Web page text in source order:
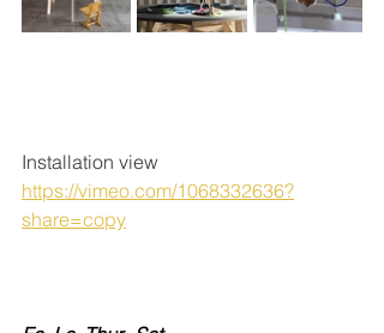
Installation view
https://vimeo.com/1068332636?
share=copy